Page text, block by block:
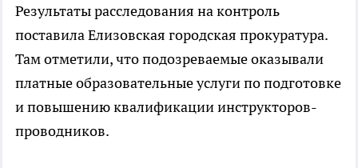
Результаты расследования на контроль
поставила Елизовская городская прокуратура.
Там отметили, что подозреваемые оказывали
платные образовательные услуги по подготовке
и повышению квалификации инструкторов-
проводников.